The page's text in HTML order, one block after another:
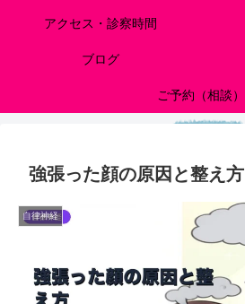
アクセス・診察時間
ブログ
ご予約（相談）
強張った顔の原因と整え方
自律神経